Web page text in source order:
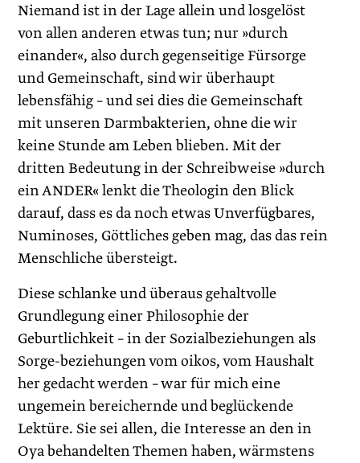
Niemand ist in der Lage allein und losgelöst
von allen anderen etwas tun; nur »durch
einander«, also durch gegenseitige Fürsorge
und Gemeinschaft, sind wir überhaupt
lebensfähig – und sei dies die Gemeinschaft
mit unseren Darmbakterien, ohne die wir
keine Stunde am Leben blieben. Mit der
dritten Bedeutung in der Schreibweise »durch
ein ANDER« lenkt die Theologin den Blick
darauf, dass es da noch etwas Unverfügbares,
Numinoses, Göttliches geben mag, das das rein
Menschliche übersteigt.
Diese schlanke und überaus gehaltvolle
Grundlegung einer Philosophie der
Geburtlichkeit – in der Sozialbeziehungen als
Sorge-beziehungen vom oikos, vom Haushalt
her gedacht werden – war für mich eine
ungemein bereichernde und beglückende
Lektüre. Sie sei allen, die Interesse an den in
Oya behandelten Themen haben, wärmstens